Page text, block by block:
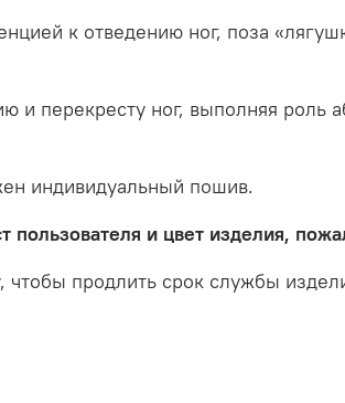
к отведению ног, поза
и перекресту ног, выполняя
индивидуальный пошив.
пользователя и цвет изделия,
продлить срок службы